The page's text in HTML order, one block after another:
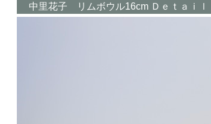
中里花子 リムボウル16cm Ｄｅｔａｉｌ